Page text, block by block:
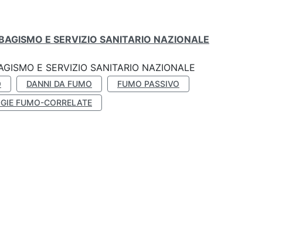
E SERVIZIO SANITARIO NAZIONALE
E SERVIZIO SANITARIO NAZIONALE
DANNI DA FUMO
FUMO PASSIVO
FUMO-CORRELATE